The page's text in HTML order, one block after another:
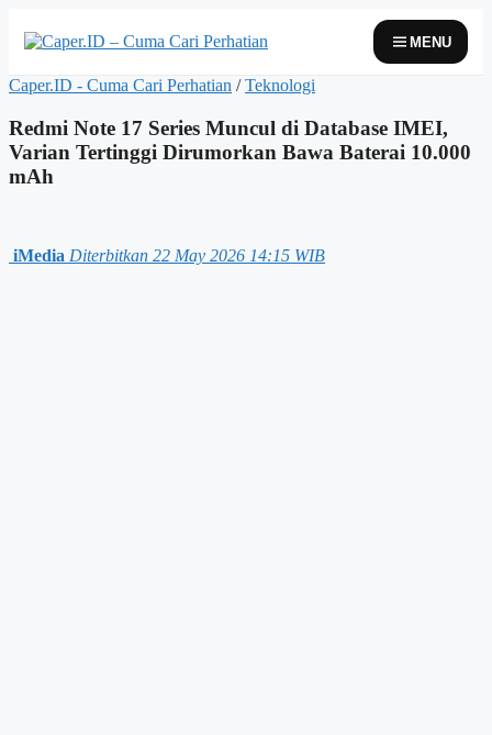
MENU
Caper.ID - Cuma Cari Perhatian / Teknologi
Redmi Note 17 Series Muncul di Database IMEI,
Varian Tertinggi Dirumorkan Bawa Baterai 10.000
mAh
iMedia Diterbitkan 22 May 2026 14:15 WIB